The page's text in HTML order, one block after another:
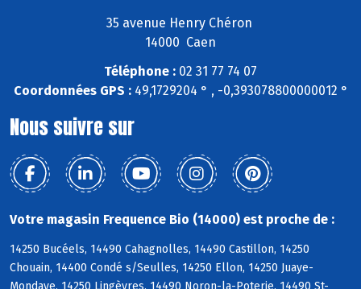
35 avenue Henry Chéron
14000 Caen
Téléphone : 02 31 77 74 07
Coordonnées GPS :49,1729204 ° , -0,393078800000012 °
Nous suivre sur
Votre magasin Frequence Bio (14000) est proche de :
14250 Bucéels, 14490 Cahagnolles, 14490 Castillon, 14250
Chouain, 14400 Condé s/Seulles, 14250 Ellon, 14250 Juaye-